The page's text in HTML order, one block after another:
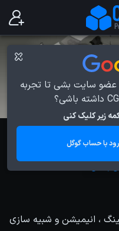
سایت بشی تا تجربه
زیر کلیک کنی
با حساب گوگل
، انیمیشن و شبیه سازی